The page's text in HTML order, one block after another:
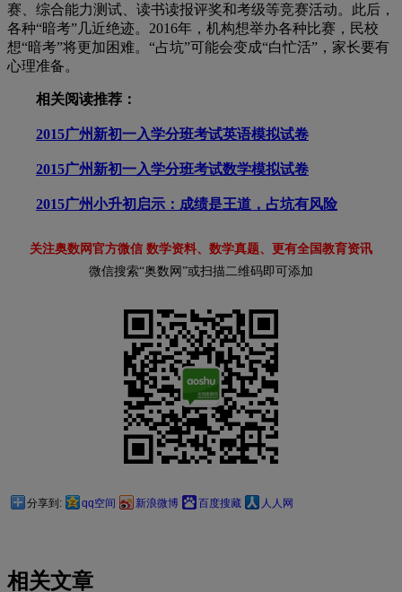
赛、综合能力测试、读书读报评奖和考级等竞赛活动。此后，
各种“暗考”几近绝迹。2016年，机构想举办各种比赛，民校
想“暗考”将更加困难。“占坑”可能会变成“白忙活”，家长要有
心理准备。
相关阅读推荐：
2015广州新初一入学分班考试英语模拟试卷
2015广州新初一入学分班考试数学模拟试卷
2015广州小升初启示：成绩是王道，占坑有风险
关注奥数网官方微信 数学资料、数学真题、更有全国教育资讯
微信搜索“奥数网”或扫描二维码即可添加
分享到: qq空间 新浪微博 百度搜藏 人人网
相关文章